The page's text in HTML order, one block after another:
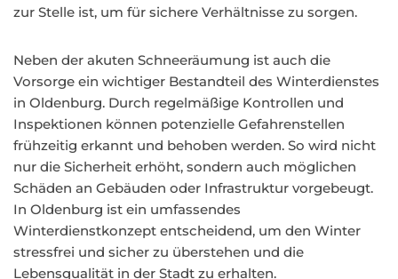
zur Stelle ist, um für sichere Verhältnisse zu sorgen.
Neben der akuten Schneeräumung ist auch die
Vorsorge ein wichtiger Bestandteil des Winterdienstes
in Oldenburg. Durch regelmäßige Kontrollen und
Inspektionen können potenzielle Gefahrenstellen
frühzeitig erkannt und behoben werden. So wird nicht
nur die Sicherheit erhöht, sondern auch möglichen
Schäden an Gebäuden oder Infrastruktur vorgebeugt.
In Oldenburg ist ein umfassendes
Winterdienstkonzept entscheidend, um den Winter
stressfrei und sicher zu überstehen und die
Lebensqualität in der Stadt zu erhalten.